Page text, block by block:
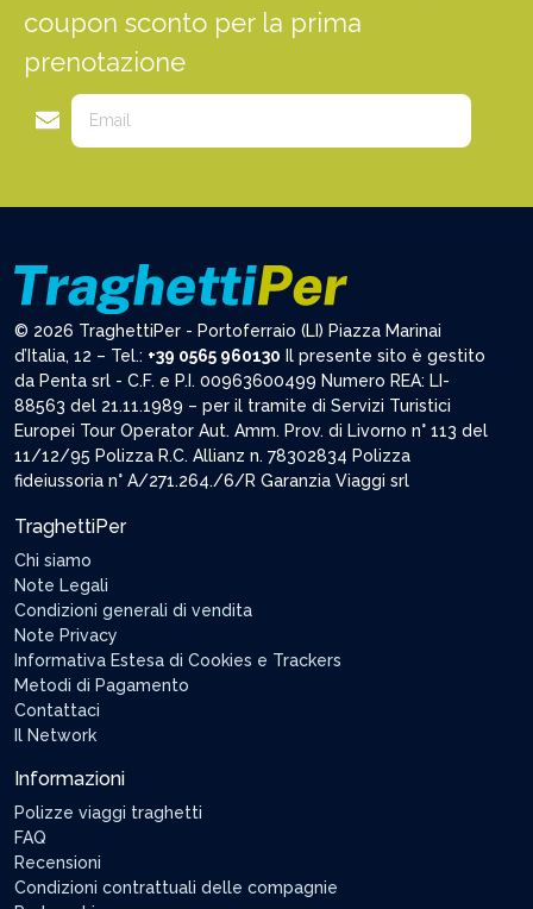
coupon sconto per la prima
prenotazione
© 2026 TraghettiPer - Portoferraio (LI) Piazza Marinai
d’Italia, 12 – Tel.: +39 0565 960130 Il presente sito è gestito
da Penta srl - C.F. e P.I. 00963600499 Numero REA: LI-
88563 del 21.11.1989 – per il tramite di Servizi Turistici
Europei Tour Operator Aut. Amm. Prov. di Livorno n° 113 del
11/12/95 Polizza R.C. Allianz n. 78302834 Polizza
fideiussoria n° A/271.264./6/R Garanzia Viaggi srl
TraghettiPer
Chi siamo
Note Legali
Condizioni generali di vendita
Note Privacy
Informativa Estesa di Cookies e Trackers
Metodi di Pagamento
Contattaci
Il Network
Informazioni
Polizze viaggi traghetti
FAQ
Recensioni
Condizioni contrattuali delle compagnie